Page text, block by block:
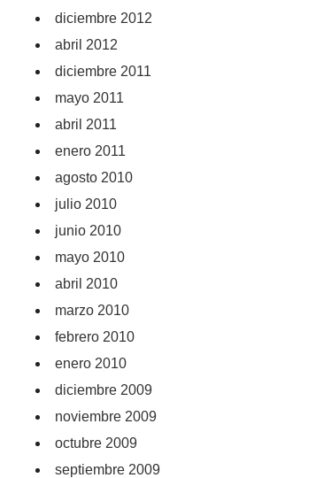
diciembre 2012
abril 2012
diciembre 2011
mayo 2011
abril 2011
enero 2011
agosto 2010
julio 2010
junio 2010
mayo 2010
abril 2010
marzo 2010
febrero 2010
enero 2010
diciembre 2009
noviembre 2009
octubre 2009
septiembre 2009